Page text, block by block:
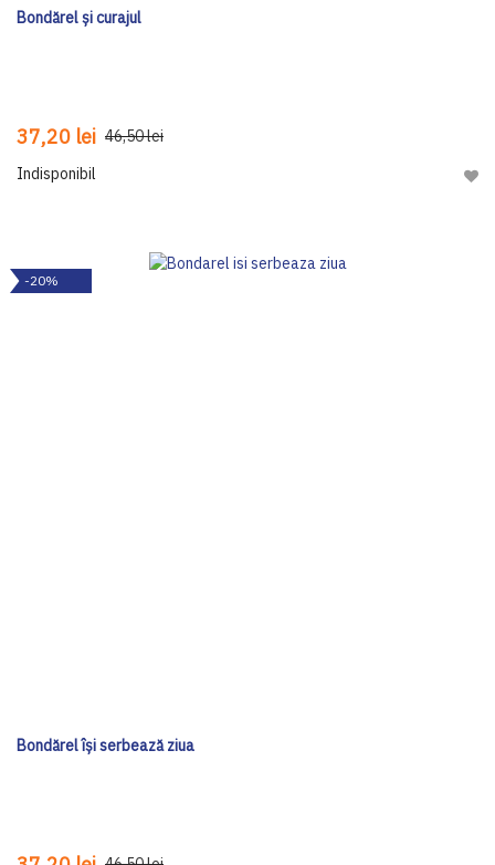
Bondărel și curajul
37,20 lei 46,50 lei
Indisponibil
-20%
Bondărel își serbează ziua